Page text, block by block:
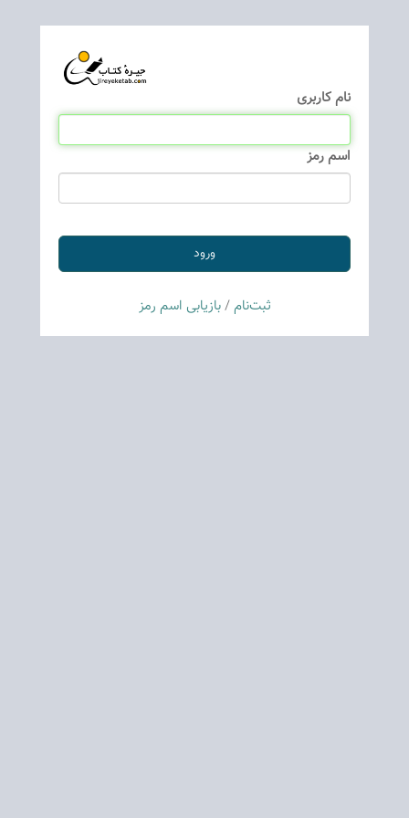
نام كاربری
اسم رمز
ثبت‌نام/بازیابی اسم رمز